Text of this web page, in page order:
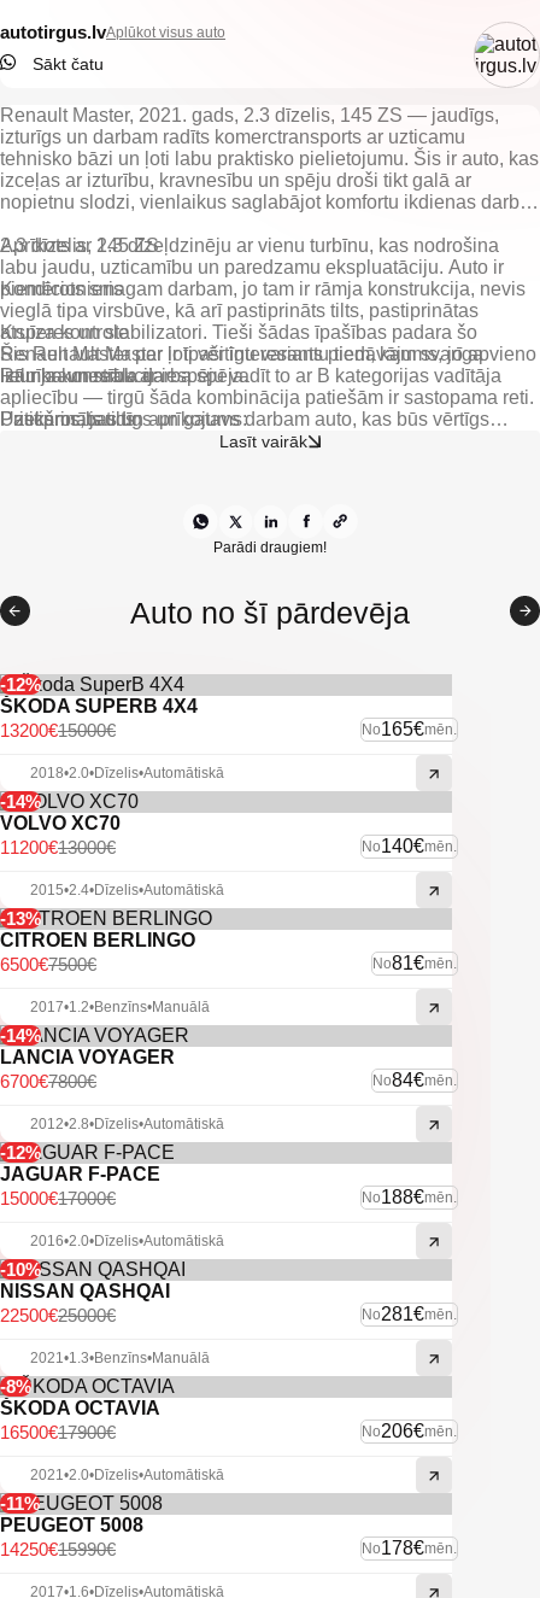
autotirgus.lvAplūkot visus auto
Sākt čatu
Renault Master, 2021. gads, 2.3 dīzelis, 145 ZS — jaudīgs,
izturīgs un darbam radīts komerctransports ar uzticamu
tehnisko bāzi un ļoti labu praktisko pielietojumu. Šis ir auto, kas
izceļas ar izturību, kravnesību un spēju droši tikt galā ar
nopietnu slodzi, vienlaikus saglabājot komfortu ikdienas darbā.
Aprīkots ar 2.3 dīzeļdzinēju ar vienu turbīnu, kas nodrošina
labu jaudu, uzticamību un paredzamu ekspluatāciju. Auto ir
piemērots smagam darbam, jo tam ir rāmja konstrukcija, nevis
vieglā tipa virsbūve, kā arī pastiprināts tilts, pastiprinātas
atsperes un stabilizatori. Tieši šādas īpašības padara šo
Renault Master par ļoti vērtīgu variantu tiem, kam svarīga
izturība un reāla darba spēja.
2.3 dīzelis, 145 ZS
Kondicionieris
Kruīza kontrole
Rāmja konstrukcija
Pastiprināts tilts
Piemērots smagam darbam
Nobraukums pārbaudīts un apstiprināts pie oficiālā dīlera
Šis Renault Master ir īpaši interesants piedāvājums, jo apvieno
lielu kravnesību ar iespēju vadīt to ar B kategorijas vadītāja
apliecību — tirgū šāda kombinācija patiešām ir sastopama reti.
Uzticams, jaudīgs un gatavs darbam auto, kas būs vērtīgs
palīgs uzņēmējam vai profesionālam lietotājam.
Lasīt vairāk
Parādi draugiem!
Auto no šī pārdevēja
-12%
ŠKODA SUPERB 4X4
No165€mēn.
15000€
13200€
2018•2.0•Dīzelis•Automātiskā
-14%
VOLVO XC70
No140€mēn.
13000€
11200€
2015•2.4•Dīzelis•Automātiskā
-13%
CITROEN BERLINGO
No81€mēn.
7500€
6500€
2017•1.2•Benzīns•Manuālā
-14%
LANCIA VOYAGER
No84€mēn.
7800€
6700€
2012•2.8•Dīzelis•Automātiskā
-12%
JAGUAR F-PACE
No188€mēn.
17000€
15000€
2016•2.0•Dīzelis•Automātiskā
-10%
NISSAN QASHQAI
No281€mēn.
25000€
22500€
2021•1.3•Benzīns•Manuālā
-8%
ŠKODA OCTAVIA
No206€mēn.
17900€
16500€
2021•2.0•Dīzelis•Automātiskā
-11%
PEUGEOT 5008
No178€mēn.
15990€
14250€
2017•1.6•Dīzelis•Automātiskā